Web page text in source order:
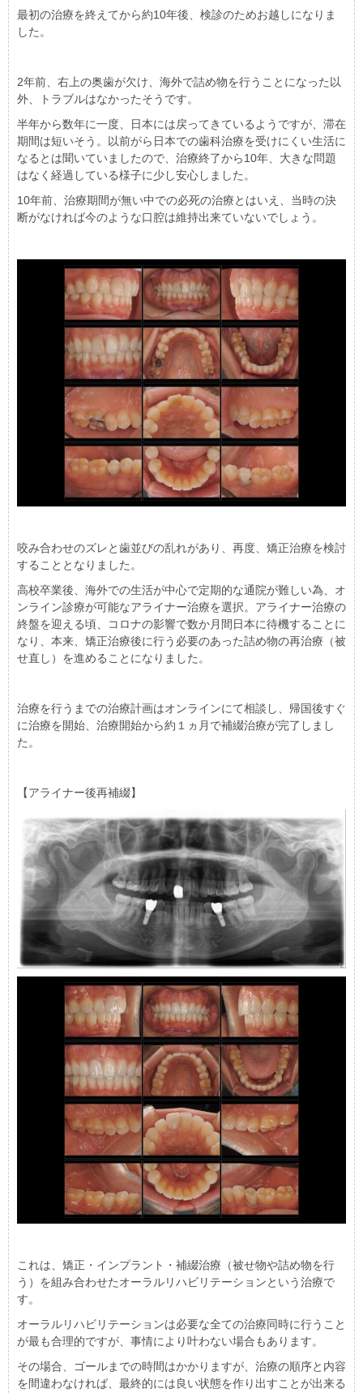
最初の治療を終えてから約10年後、検診のためお越しになりま
した。
2年前、右上の奥歯が欠け、海外で詰め物を行うことになった以
外、トラブルはなかったそうです。
半年から数年に一度、日本には戻ってきているようですが、滞在
期間は短いそう。以前がら日本での歯科治療を受けにくい生活に
なるとは聞いていましたので、治療終了から10年、大きな問題
はなく経過している様子に少し安心しました。
10年前、治療期間が無い中での必死の治療とはいえ、当時の決
断がなければ今のような口腔は維持出来ていないでしょう。
咬み合わせのズレと歯並びの乱れがあり、再度、矯正治療を検討
することとなりました。
高校卒業後、海外での生活が中心で定期的な通院が難しい為、オ
ンライン診療が可能なアライナー治療を選択。アライナー治療の
終盤を迎える頃、コロナの影響で数か月間日本に待機することに
なり、本来、矯正治療後に行う必要のあった詰め物の再治療（被
せ直し）を進めることになりました。
治療を行うまでの治療計画はオンラインにて相談し、帰国後すぐ
に治療を開始、治療開始から約１ヵ月で補綴治療が完了しまし
た。
【アライナー後再補綴】
これは、矯正・インプラント・補綴治療（被せ物や詰め物を行
う）を組み合わせたオーラルリハビリテーションという治療で
す。
オーラルリハビリテーションは必要な全ての治療同時に行うこと
が最も合理的ですが、事情により叶わない場合もあります。
その場合、ゴールまでの時間はかかりますが、治療の順序と内容
を間違わなければ、最終的には良い状態を作り出すことが出来る